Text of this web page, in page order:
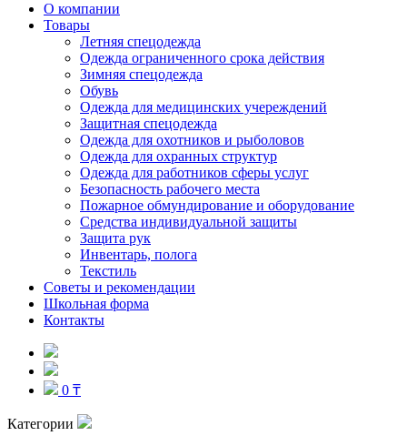
О компании
Товары
Летняя спецодежда
Одежда ограниченного срока действия
Зимняя спецодежда
Обувь
Одежда для медицинских учереждений
Защитная спецодежда
Одежда для охотников и рыболовов
Одежда для охранных структур
Одежда для работников сферы услуг
Безопасность рабочего места
Пожарное обмундирование и оборудование
Средства индивидуальной защиты
Защита рук
Инвентарь, полога
Текстиль
Советы и рекомендации
Школьная форма
Контакты
0 ₸
Категории